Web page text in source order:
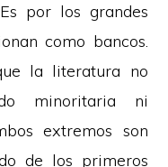
por los grandes
como bancos.
la literatura no
minoritaria ni
extremos son
de los primeros